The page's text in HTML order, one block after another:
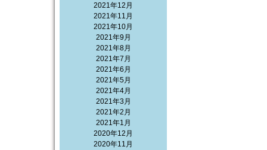
2021年12月
2021年11月
2021年10月
2021年9月
2021年8月
2021年7月
2021年6月
2021年5月
2021年4月
2021年3月
2021年2月
2021年1月
2020年12月
2020年11月